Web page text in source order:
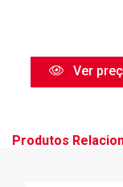
Ver
Produtos